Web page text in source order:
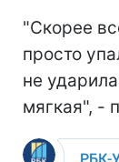
"Скорее
просто
не
мягкая", -